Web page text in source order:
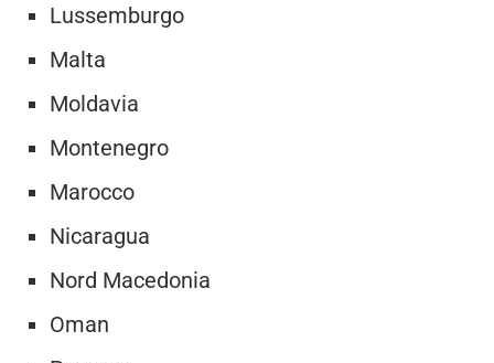
Lussemburgo
Malta
Moldavia
Montenegro
Marocco
Nicaragua
Nord Macedonia
Oman